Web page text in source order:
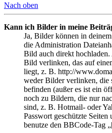
Nach oben
Kann ich Bilder in meine
Ja, Bilder können in
die Administration
Bild auch direkt hochladen.
Bild verlinken, das auf
liegt, z. B. http://
weder Bilder verlinken, die
befinden (außer es ist ein
noch zu Bildern, die nur
sind, z. B. Hotmail- oder
Passwort geschützte
benutze den BBCode-Tag